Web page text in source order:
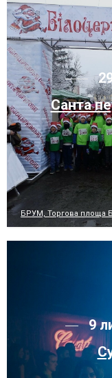
Санта
БРУМ, Торгова площа
9